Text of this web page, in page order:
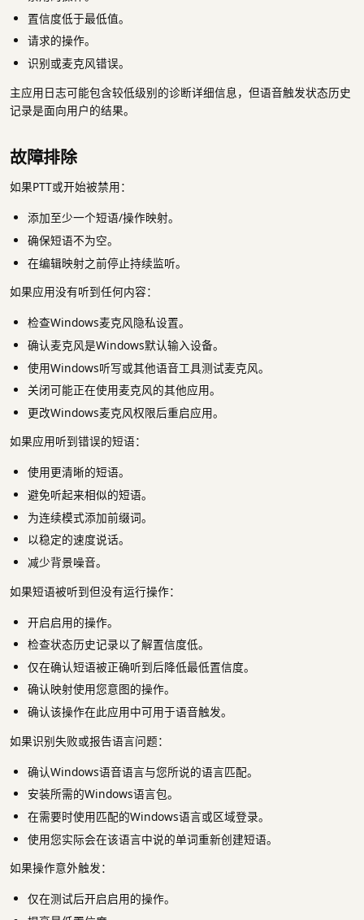
置信度低于最低值。
请求的操作。
识别或麦克风错误。
主应用日志可能包含较低级别的诊断详细信息，但语音触发状态历史
记录是面向用户的结果。
故障排除
如果PTT或开始被禁用：
添加至少一个短语/操作映射。
确保短语不为空。
在编辑映射之前停止持续监听。
如果应用没有听到任何内容：
检查Windows麦克风隐私设置。
确认麦克风是Windows默认输入设备。
使用Windows听写或其他语音工具测试麦克风。
关闭可能正在使用麦克风的其他应用。
更改Windows麦克风权限后重启应用。
如果应用听到错误的短语：
使用更清晰的短语。
避免听起来相似的短语。
为连续模式添加前缀词。
以稳定的速度说话。
减少背景噪音。
如果短语被听到但没有运行操作：
开启启用的操作。
检查状态历史记录以了解置信度低。
仅在确认短语被正确听到后降低最低置信度。
确认映射使用您意图的操作。
确认该操作在此应用中可用于语音触发。
如果识别失败或报告语言问题：
确认Windows语音语言与您所说的语言匹配。
安装所需的Windows语言包。
在需要时使用匹配的Windows语言或区域登录。
使用您实际会在该语言中说的单词重新创建短语。
如果操作意外触发：
仅在测试后开启启用的操作。